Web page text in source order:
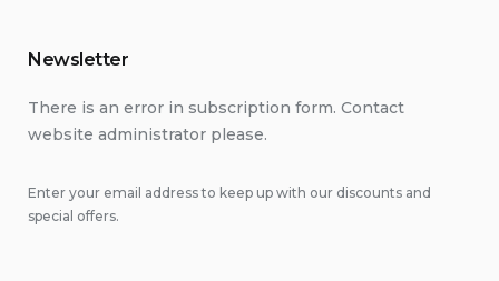
Newsletter
There is an error in subscription form. Contact
website administrator please.
Enter your email address to keep up with our discounts and
special offers.